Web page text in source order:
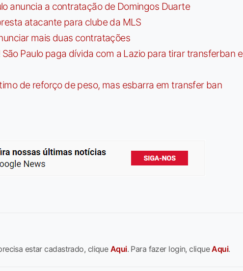
anuncia a contratação de Domingos Duarte
atacante para clube da MLS
mais duas contratações
São Paulo paga dívida com a Lazio para tirar transferban e
de reforço de peso, mas esbarra em transfer ban
estar cadastrado, cliqueAqui. Para fazer login, cliqueAqui.